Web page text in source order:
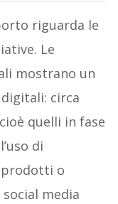
riguarda le
Le
mostrano un
circa
quelli in fase
di
o
media